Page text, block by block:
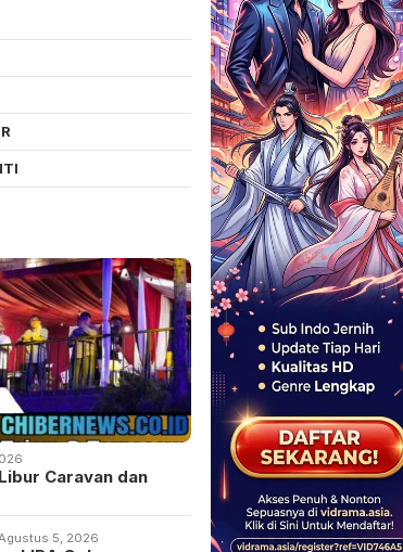
Caravan dan
Agustus 5, 2026